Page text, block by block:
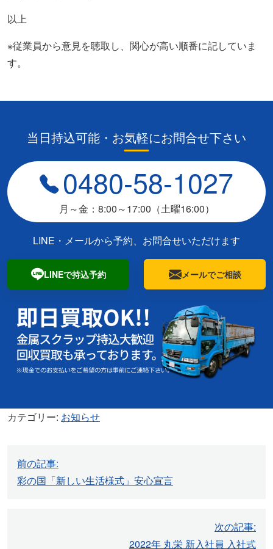
以上
※従業員から意見を聴取し、関心が高い順番に記していま
す。
当日持込可能・お気軽にお問合せ下さい
0480-58-1027
月～金：8:00～17:00（土曜16:00）
LINE・メールから予約、お問合せいただけます
LINEで持込予約 メールでご相談
カテゴリー: お知らせ
稿
ナ
前の記事:
彩の国「新しい生活様式」安心宣言
次の記事:
2022年 丸栄 新入社員 入社式